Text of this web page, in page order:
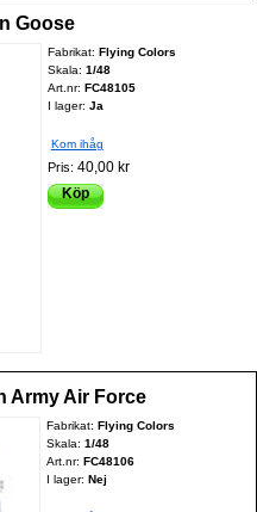
Goose
Fabrikat: Flying Colors
Skala: 1/48
Art.nr: FC48105
I lager: Ja
Kom ihåg
Pris: 40,00 kr
Köp
Army Air Force
Fabrikat: Flying Colors
Skala:1/48
Art.nr: FC48106
I lager: Nej